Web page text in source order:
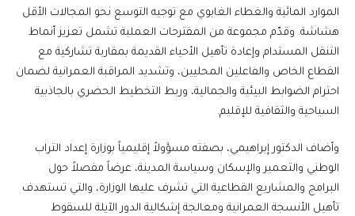
الموارد المائية والغطاء الغابوي مع توجيه التوسع نحو المجالات الأقل
هشاشة. وقدّم مجموعة من المقترحات العملية تشمل تعزيز أنماط
التنقل المستدام وإعادة تأهيل الأحياء القديمة بمقاربة تشاركية مع
القطاع الخاص والفاعلين المحليين، وتشديد المراقبة العمرانية لضمان
احترام الضوابط البيئية والجمالية، وربط التخطيط الحضري بالجاذبية
السياحية والثقافية للإقليم.
وأضاف الدكتور إبراهيمي، بصفته مسؤولاً إقليمياً بوزارة إعداد التراب
الوطني والتعمير والإسكان وسياسة المدينة، عرضاً مفصلاً حول
البرامج والمشاريع القطاعية التي تشرف عليها الوزارة، والتي تستهدف
تأهيل الأنسجة العمرانية ومعالجة إشكالية الدور الآيلة للسقوط